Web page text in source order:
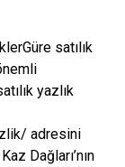
satılık
yazlık
adresini
Dağları’nın